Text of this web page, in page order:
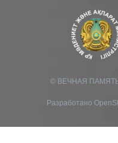
© ВЕЧНАЯ ПАМЯТЬ
Разработано